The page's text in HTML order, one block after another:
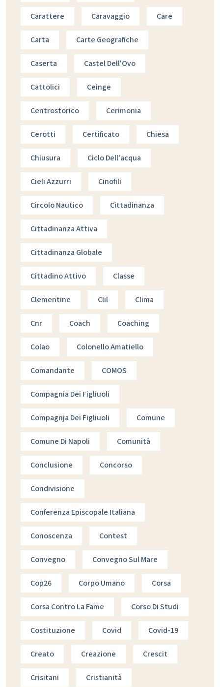
Carattere Caravaggio Care
Carta Carte Geografiche
Caserta Castel Dell'Ovo
Cattolici Ceinge
Centrostorico Cerimonia
Cerotti Certificato Chiesa
Chiusura Ciclo Dell'acqua
Cieli Azzurri Cinofili
Circolo Nautico Cittadinanza
Cittadinanza Attiva
Cittadinanza Globale
Cittadino Attivo Classe
Clementine Clil Clima
Cnr Coach Coaching
Colao Colonello Amatiello
Comandante COMOS
Compagnia Dei Figliuoli
Compagnja Dei Figliuoli Comune
Comune Di Napoli Comunità
Conclusione Concorso
Condivisione
Conferenza Episcopale Italiana
Conoscenza Contest
Convegno Convegno Sul Mare
Cop26 Corpo Umano Corsa
Corsa Contro La Fame Corso Di Studi
Costituzione Covid Covid-19
Creato Creazione Crescit
Crisitani Cristianità